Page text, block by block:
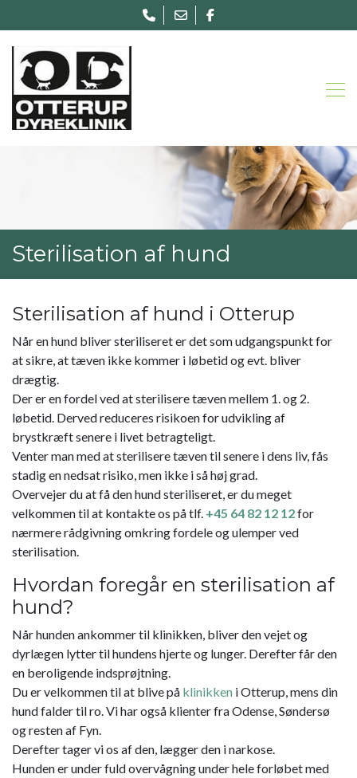
til
hovedindhold
Sterilisation af hund
Sterilisation af hund i Otterup
Når en hund bliver steriliseret er det som udgangspunkt for
at sikre, at tæven ikke kommer i løbetid og evt. bliver
drægtig.
Der er en fordel ved at sterilisere tæven mellem 1. og 2.
løbetid. Derved reduceres risikoen for udvikling af
brystkræft senere i livet betragteligt.
Venter man med at sterilisere tæven til senere i dens liv, fås
stadig en nedsat risiko, men ikke i så høj grad.
Overvejer du at få den hund steriliseret, er du meget
velkommen til at kontakte os på tlf. +45 64 82 12 12for
nærmere rådgivning omkring fordele og ulemper ved
sterilisation.
Hvordan foregår en sterilisation af
hund?
Når hunden ankommer til klinikken, bliver den vejet og
dyrlægen lytter til hundens hjerte og lunger. Derefter får den
en beroligende indsprøjtning.
Du er velkommen til at blive på klinikken i Otterup, mens din
hund falder til ro. Vi har også klienter fra Odense, Søndersø
og resten af Fyn.
Derefter tager vi os af den, lægger den i narkose.
Hunden er under fuld overvågning under hele forløbet med